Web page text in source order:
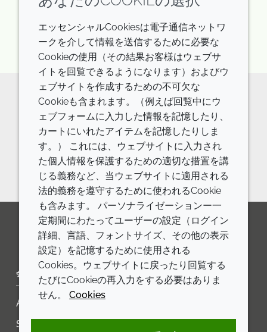
ログイン/登録
原料の詳細やご相談などはお気軽に
お問い合わせください。
お問い合わせフォーム
LinkedInYoutubeLine
会社
Annual Report
Sustainability Report
LEGAL
エッセンシャルCookiesは電子通信ネットワ
ークを介して情報を送信するために必要な
Cookieの使用（その結果お客様はウェブサ
イトを回覧できるようになります）およびウ
ェブサイトを作成するための不可欠な
Cookieも含まれます。（例えば回覧中にウ
ェブフォームに入力した情報を記憶したり、
カートにいれたアイテムを記憶したりしま
す。） これには、ウェブサイトに入力され
た個人情報を保護するための適切な措置を講
じる義務など、当ウェブサイトに適用される
法的義務を遵守するために使われるCookie
も含みます。 パーソナライゼーションー一
定期間にわたってユーザーの設定（ログイン
詳細、言語、フォントサイズ、その他の表示
設定）を記憶するために使用される
Cookies。ウェブサイトに戻ったり回覧する
たびにCookieの再入力をする必要はありま
せん。 Cookies